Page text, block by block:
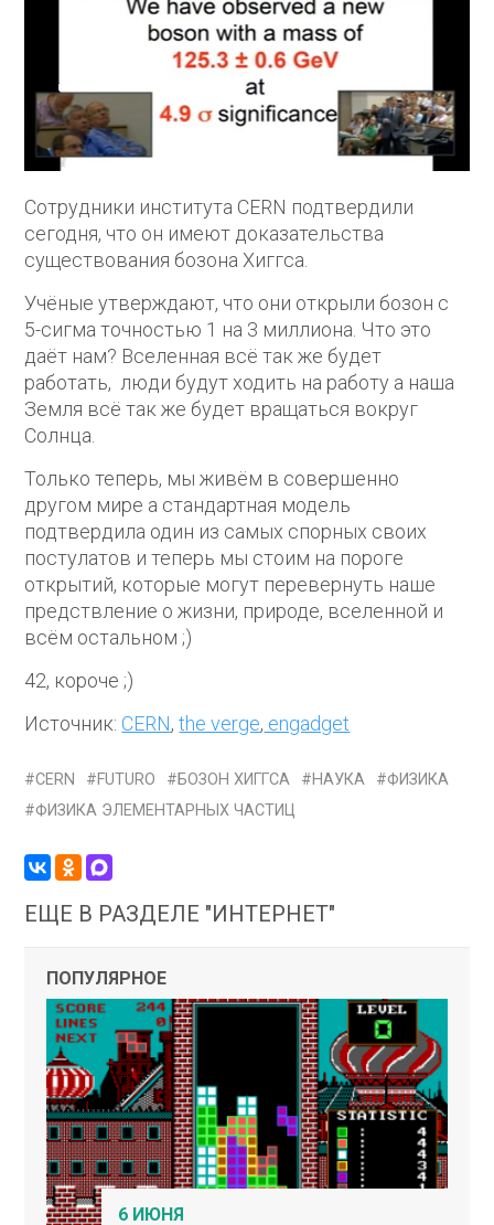
Сотрудники института CERN подтвердили
сегодня, что он имеют доказательства
существования бозона Хиггса.
Учёные утверждают, что они открыли бозон с
5-сигма точностью 1 на 3 миллиона. Что это
даёт нам? Вселенная всё так же будет
работать, люди будут ходить на работу а наша
Земля всё так же будет вращаться вокруг
Солнца.
Только теперь, мы живём в совершенно
другом мире а стандартная модель
подтвердила один из самых спорных своих
постулатов и теперь мы стоим на пороге
открытий, которые могут перевернуть наше
предствление о жизни, природе, вселенной и
всём остальном ;)
42, короче ;)
Источник: CERN,the verge, engadget
CERN FUTURO БОЗОН ХИГГСА НАУКА
ФИЗИКА
ФИЗИКА ЭЛЕМЕНТАРНЫХ ЧАСТИЦ
ЕЩЕ В РАЗДЕЛЕ "ИНТЕРНЕТ"
ПОПУЛЯРНОЕ
6 ИЮНЯ